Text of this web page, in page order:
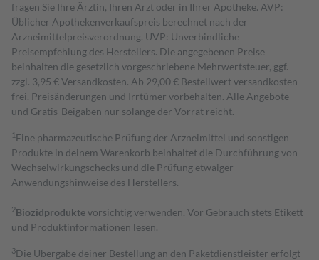
fragen Sie Ihre Ärztin, Ihren Arzt oder in Ihrer Apotheke. AVP:
Üblicher Apothekenverkaufspreis berechnet nach der
Arzneimittelpreisverordnung. UVP: Unverbindliche
Preisempfehlung des Herstellers. Die angegebenen Preise
beinhalten die gesetzlich vorgeschriebene Mehrwertsteuer, ggf.
zzgl. 3,95 € Versandkosten. Ab 29,00 € Bestell­wert versand­kosten­
frei. Preisänderungen und Irrtümer vorbehalten. Alle Angebote
und Gratis-Beigaben nur solange der Vorrat reicht.
1 Eine pharmazeutische Prüfung der Arzneimittel und sonstigen
Produkte in deinem Warenkorb beinhaltet die Durchführung von
Wechselwirkungschecks und die Prüfung etwaiger
Anwendungshinweise des Herstellers.
2Biozidproduktevorsichtig verwenden. Vor Gebrauch stets Etikett
und Produktinformationen lesen.
3Die Übergabe deiner Bestellung an den Paketdienstleister erfolgt